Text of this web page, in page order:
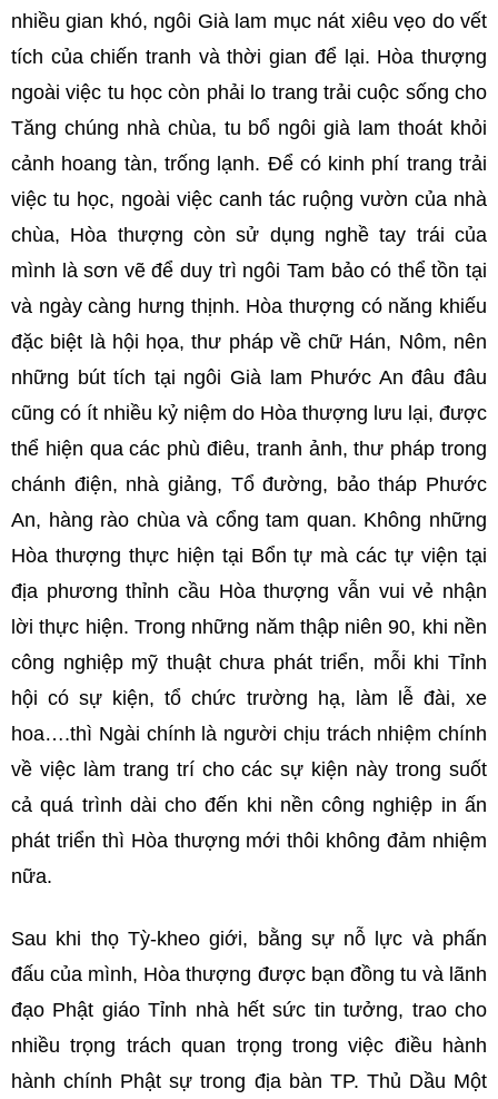
nhiều gian khó, ngôi Già lam mục nát xiêu vẹo do vết
tích của chiến tranh và thời gian để lại. Hòa thượng
ngoài việc tu học còn phải lo trang trải cuộc sống cho
Tăng chúng nhà chùa, tu bổ ngôi già lam thoát khỏi
cảnh hoang tàn, trống lạnh. Để có kinh phí trang trải
việc tu học, ngoài việc canh tác ruộng vườn của nhà
chùa, Hòa thượng còn sử dụng nghề tay trái của
mình là sơn vẽ để duy trì ngôi Tam bảo có thể tồn tại
và ngày càng hưng thịnh. Hòa thượng có năng khiếu
đặc biệt là hội họa, thư pháp về chữ Hán, Nôm, nên
những bút tích tại ngôi Già lam Phước An đâu đâu
cũng có ít nhiều kỷ niệm do Hòa thượng lưu lại, được
thể hiện qua các phù điêu, tranh ảnh, thư pháp trong
chánh điện, nhà giảng, Tổ đường, bảo tháp Phước
An, hàng rào chùa và cổng tam quan. Không những
Hòa thượng thực hiện tại Bổn tự mà các tự viện tại
địa phương thỉnh cầu Hòa thượng vẫn vui vẻ nhận
lời thực hiện. Trong những năm thập niên 90, khi nền
công nghiệp mỹ thuật chưa phát triển, mỗi khi Tỉnh
hội có sự kiện, tổ chức trường hạ, làm lễ đài, xe
hoa….thì Ngài chính là người chịu trách nhiệm chính
về việc làm trang trí cho các sự kiện này trong suốt
cả quá trình dài cho đến khi nền công nghiệp in ấn
phát triển thì Hòa thượng mới thôi không đảm nhiệm
nữa.
Sau khi thọ Tỳ-kheo giới, bằng sự nỗ lực và phấn
đấu của mình, Hòa thượng được bạn đồng tu và lãnh
đạo Phật giáo Tỉnh nhà hết sức tin tưởng, trao cho
nhiều trọng trách quan trọng trong việc điều hành
hành chính Phật sự trong địa bàn TP. Thủ Dầu Một